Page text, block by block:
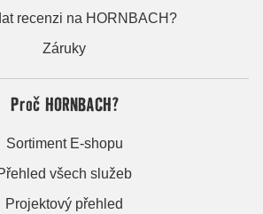
recenzi na HORNBACH?
Záruky
Proč HORNBACH?
Sortiment E-shopu
všech služeb
Projektový přehled